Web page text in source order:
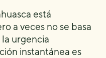
está
a veces no se basa
urgencia
instantánea es